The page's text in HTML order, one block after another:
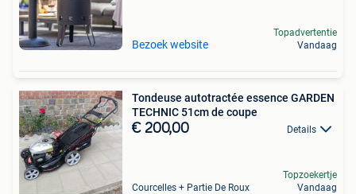
Bezoek website
Topadvertentie
Vandaag
Tondeuse autotractée essence GARDEN
TECHNIC 51cm de coupe
€ 200,00 Details
Courcelles + Partie De Roux
Topzoekertje
Vandaag